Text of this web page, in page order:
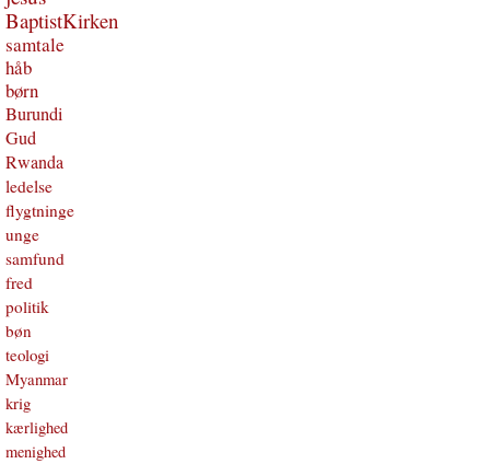
BaptistKirken
samtale
håb
børn
Burundi
Gud
Rwanda
ledelse
flygtninge
unge
samfund
fred
politik
bøn
teologi
Myanmar
krig
kærlighed
menighed